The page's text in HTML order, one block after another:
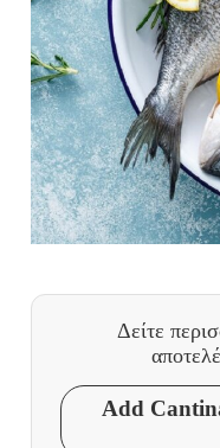
Δείτε
Add